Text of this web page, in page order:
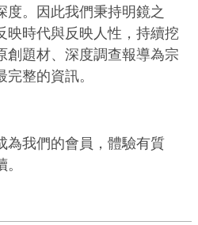
度。因此我們秉持明鏡之
映時代與反映人性，持續挖
創題材、深度調查報導為宗
整的資訊。
為我們的會員，體驗有質